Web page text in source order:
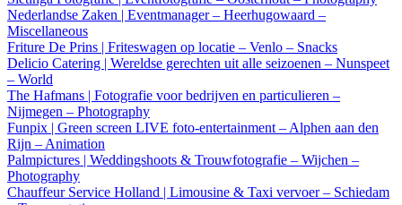
Nederlandse Zaken | Eventmanager – Heerhugowaard –
Miscellaneous
Friture De Prins | Friteswagen op locatie – Venlo – Snacks
Delicio Catering | Wereldse gerechten uit alle seizoenen – Nunspeet
– World
The Hafmans | Fotografie voor bedrijven en particulieren –
Nijmegen – Photography
Funpix | Green screen LIVE foto-entertainment – Alphen aan den
Rijn – Animation
Palmpictures | Weddingshoots & Trouwfotografie – Wijchen –
Photography
Chauffeur Service Holland | Limousine & Taxi vervoer – Schiedam